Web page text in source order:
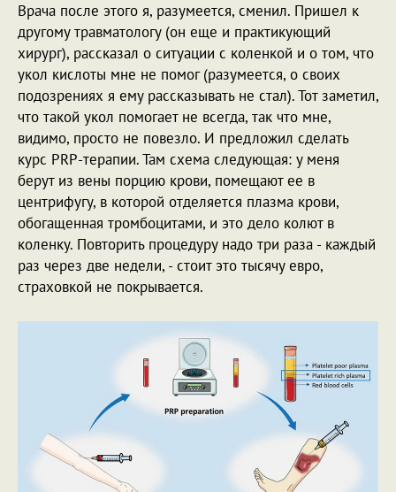
Врача после этого я, разумеется, сменил. Пришел к
другому травматологу (он еще и практикующий
хирург), рассказал о ситуации с коленкой и о том, что
укол кислоты мне не помог (разумеется, о своих
подозрениях я ему рассказывать не стал). Тот заметил,
что такой укол помогает не всегда, так что мне,
видимо, просто не повезло. И предложил сделать
курс PRP-терапии. Там схема следующая: у меня
берут из вены порцию крови, помещают ее в
центрифугу, в которой отделяется плазма крови,
обогащенная тромбоцитами, и это дело колют в
коленку. Повторить процедуру надо три раза - каждый
раз через две недели, - стоит это тысячу евро,
страховкой не покрывается.